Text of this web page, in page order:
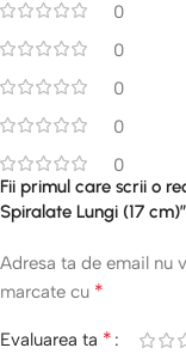
0
0
0
0
0
Fii primul care scrii o
Spiralate Lungi (17 cm)”
Adresa ta de email nu
marcate cu *
Evaluarea ta *